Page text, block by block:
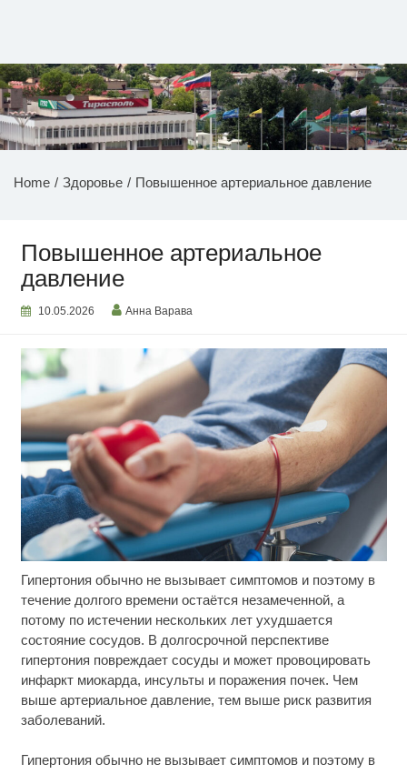
НОВОСТИ ПРИДНЕСТРОВЬЯ
Home Здоровье Повышенное артериальное давление
Повышенное артериальное
давление
10.05.2026 Анна Варава
Гипертония обычно не вызывает симптомов и поэтому в
течение долгого времени остаётся незамеченной, а
потому по истечении нескольких лет ухудшается
состояние сосудов. В долгосрочной перспективе
гипертония повреждает сосуды и может провоцировать
инфаркт миокарда, инсульты и поражения почек. Чем
выше артериальное давление, тем выше риск развития
заболеваний.
Гипертония обычно не вызывает симптомов и поэтому в
i
Ржу не переставая, это видео пересмотришь не
Ролик длится пару секунд, но вы будете в шоке
от увиденного
Почему Петеру Сийярто грозит срок